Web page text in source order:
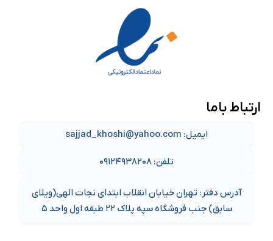
ارتباط باما
ایمیل: sajjad_khoshi@yahoo.com
تلفن: ۰۹۱۲۴۹۳۸۲۰۸
آدرس دفتر: تهران خیابان انقلاب ابتدای نجات الهی(ویلای
سابق) جنب فروشگاه سپه پلاک ۲۲ طبقه اول واحد ۵